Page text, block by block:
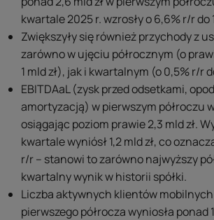
kwartale 2025 r. wzrosły o 6,6% r/r do
Zwiększyły się również przychody z
zarówno w ujęciu półrocznym (o
1 mld zł), jak i kwartalnym (o 0,5% r/r
EBITDAaL (zysk przed odsetkami,
amortyzacją) w pierwszym półroczu
osiągając poziom prawie 2,3 mld zł.
kwartale wyniósł 1,2 mld zł, co
r/r – stanowi to zarówno najwyższy
kwartalny wynik w historii spółki.
Liczba aktywnych klientów
pierwszego półrocza wyniosła ponad